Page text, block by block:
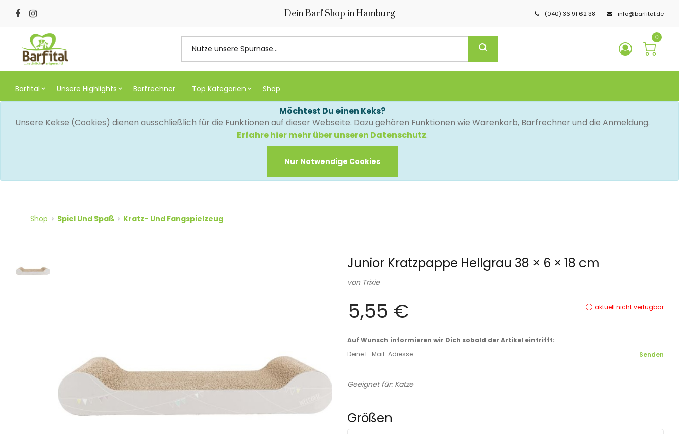
Dein Barf Shop in Hamburg (040) 36 91 62 38 info@barfital.de
0
Barfital Unsere Highlights Barfrechner Top Kategorien Shop
Möchtest Du einen Keks?
Unsere Kekse (Cookies) dienen ausschließlich für die Funktionen auf dieser Webseite. Dazu gehören Funktionen wie Warenkorb, Barfrechner und die Anmeldung.
Erfahre hier mehr über unseren Datenschutz.
Nur Notwendige Cookies
Shop Spiel Und Spaß Kratz- Und Fangspielzeug
Junior Kratzpappe Hellgrau 38 × 6 × 18 cm
von Trixie
5,55 € aktuell nicht verfügbar
Auf Wunsch informieren wir Dich sobald der Artikel eintrifft:
Geeignet für: Katze
Größen